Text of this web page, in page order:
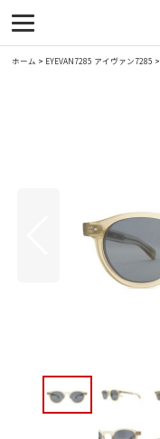
ホーム > EYEVAN7285 アイヴァン7285 >